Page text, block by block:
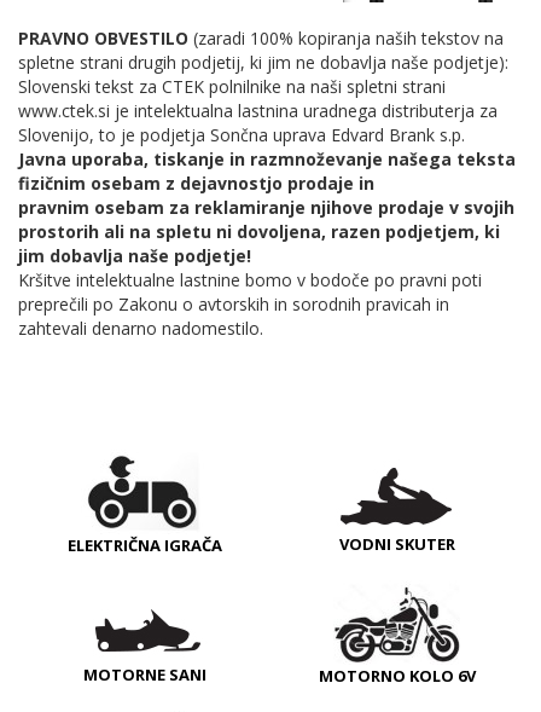
PRAVNO OBVESTILO (zaradi 100% kopiranja naših tekstov na
spletne strani drugih podjetij, ki jim ne dobavlja naše podjetje):
Slovenski tekst za CTEK polnilnike na naši spletni strani
www.ctek.si je intelektualna lastnina uradnega distributerja za
Slovenijo, to je podjetja Sončna uprava Edvard Brank s.p.
Javna uporaba, tiskanje in razmnoževanje našega teksta
fizičnim osebam z dejavnostjo prodaje in
pravnim osebam za reklamiranje njihove prodaje v svojih
prostorih ali na spletu ni dovoljena, razen podjetjem, ki
jim dobavlja naše podjetje!
Kršitve intelektualne lastnine bomo v bodoče po pravni poti
preprečili po Zakonu o avtorskih in sorodnih pravicah in
zahtevali denarno nadomestilo.
ELEKTRIČNA IGRAČA VODNI SKUTER
MOTORNE SANI MOTORNO KOLO 6V